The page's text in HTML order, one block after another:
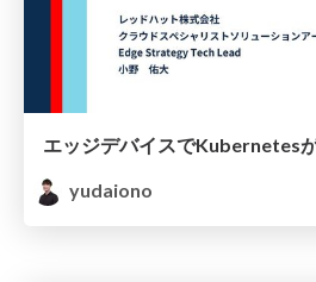
yudaiono